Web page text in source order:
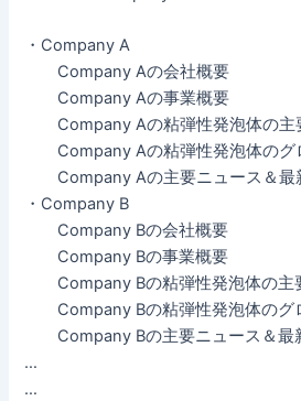
・Company A
Company Aの会社概要
Company Aの事業概要
Company Aの粘弾性発泡体の主
Company Aの粘弾性発泡体のグ
Company Aの主要ニュース＆最
・Company B
Company Bの会社概要
Company Bの事業概要
Company Bの粘弾性発泡体の主
Company Bの粘弾性発泡体のグ
Company Bの主要ニュース＆最
…
…